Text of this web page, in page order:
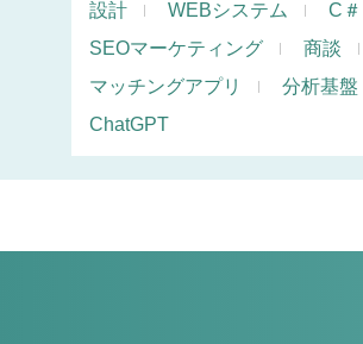
設計
WEBシステム C＃
SEOマーケティング
商談
マッチングアプリ
分析基盤
ChatGPT